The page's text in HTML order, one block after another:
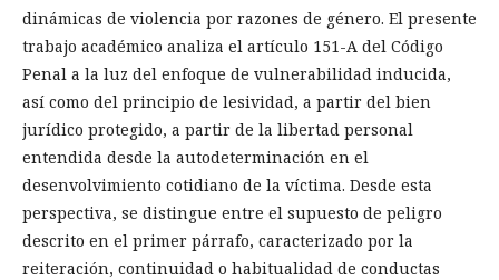
dinámicas de violencia por razones de género. El presente
trabajo académico analiza el artículo 151-A del Código
Penal a la luz del enfoque de vulnerabilidad inducida,
así como del principio de lesividad, a partir del bien
jurídico protegido, a partir de la libertad personal
entendida desde la autodeterminación en el
desenvolvimiento cotidiano de la víctima. Desde esta
perspectiva, se distingue entre el supuesto de peligro
descrito en el primer párrafo, caracterizado por la
reiteración, continuidad o habitualidad de conductas